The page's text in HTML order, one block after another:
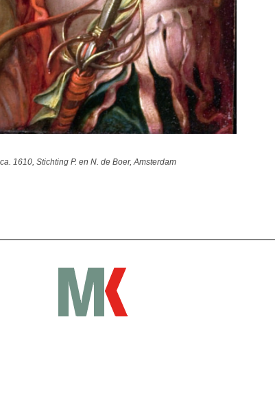
1610, Stichting P. en N. de Boer, Amsterdam